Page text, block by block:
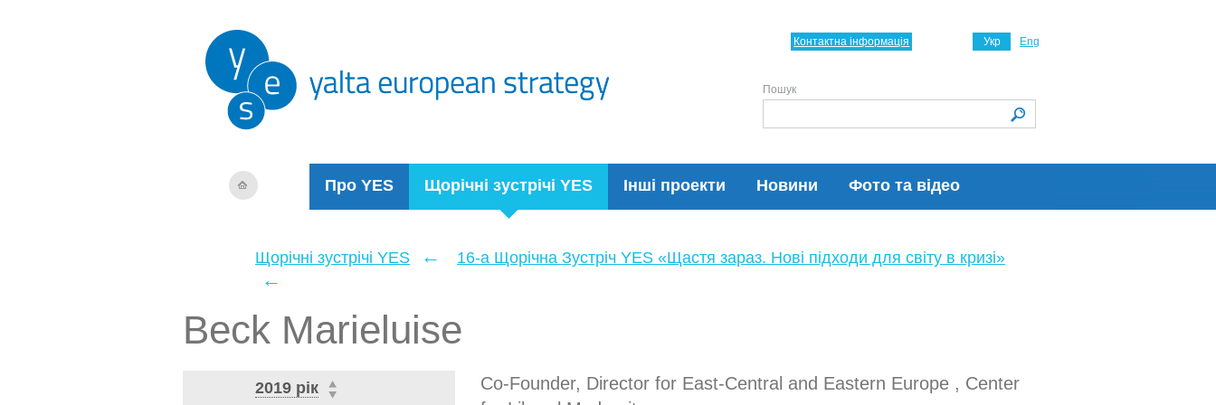
Про YES Щорічні зустрічі YES Інші проекти Новини Фото та відео
Укр Eng
Контактна інформація
Пошук
Щорічні зустрічі YES ← 16-а Щорічна Зустріч YES «Щастя зараз. Нові підходи для світу в кризі»
←
Beck Marieluise
2019 рік
Co-Founder, Director for East-Central and Eastern Europe , Center